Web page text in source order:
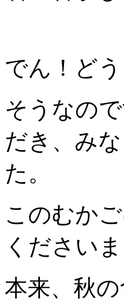
でん！ど
そうなの
だき、み
た。
このむか
くださいま
本来、秋